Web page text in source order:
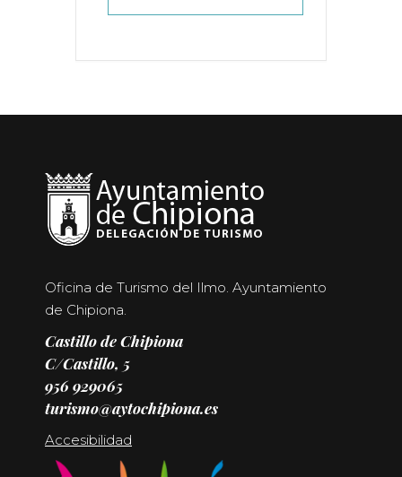
Oficina de Turismo del Ilmo. Ayuntamiento
de Chipiona.
Castillo de Chipiona
C/Castillo, 5
956 929065
turismo@aytochipiona.es
Accesibilidad